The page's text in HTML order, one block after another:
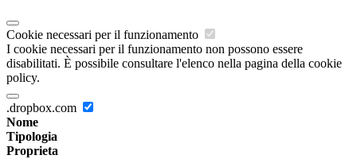
Cookie necessari per il funzionamento
I cookie necessari per il funzionamento non possono essere
disabilitati. È possibile consultare l'elenco nella pagina della cookie
policy.
.dropbox.com
Nome
Tipologia
Proprieta